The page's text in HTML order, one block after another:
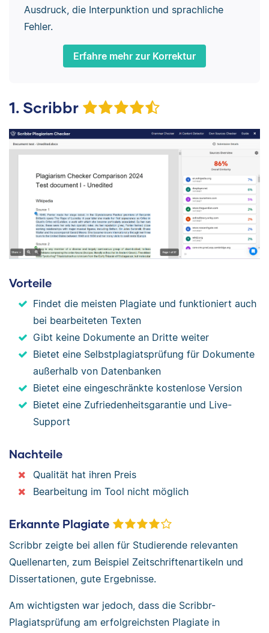
Ausdruck, die Interpunktion und sprachliche
Fehler.
Erfahre mehr zur Korrektur
1. Scribbr
Vorteile
Findet die meisten Plagiate und funktioniert auch
bei bearbeiteten Texten
Gibt keine Dokumente an Dritte weiter
Bietet eine Selbstplagiatsprüfung für Dokumente
außerhalb von Datenbanken
Bietet eine eingeschränkte kostenlose Version
Bietet eine Zufriedenheitsgarantie und Live-
Support
Nachteile
Qualität hat ihren Preis
Bearbeitung im Tool nicht möglich
Erkannte Plagiate
Scribbr zeigte bei allen für Studierende relevanten
Quellenarten, zum Beispiel Zeitschriftenartikeln und
Dissertationen, gute Ergebnisse.
Am wichtigsten war jedoch, dass die Scribbr-
Plagiatsprüfung am erfolgreichsten Plagiate in